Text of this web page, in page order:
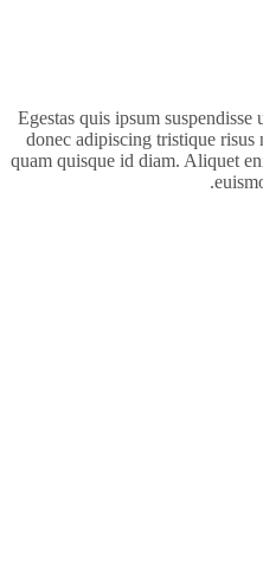
Egestas quis ipsum
donec adipiscing tristique
quam quisque id diam. Aliquet